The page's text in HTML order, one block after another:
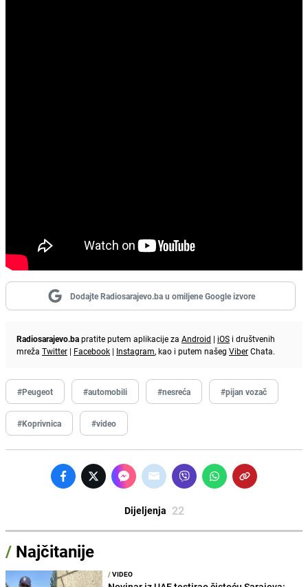
Dodajte Radiosarajevo.ba u omiljene Google izvore
Radiosarajevo.bapratite putem aplikacije za Android | iOS i društvenih
mreža Twitter | Facebook | Instagram, kao i putem našeg ViberChata.
#Peugeot #automobili #nesreća #pijan vozač
#Koprivnica #video
Dijeljenja 22
/ Najčitanije
/VIDEO